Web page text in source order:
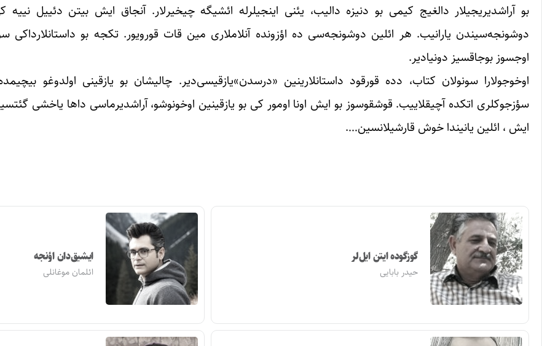
بو آراشدیریجیلار دالغیج کیمی بو دنیزه دالیب، یئنی اینجیلرله ائشیگه چیخیرلار. آنجاق ایش بیتن دئییل نییه
دوشونجه‌سیندن یارانیب. هر ائلین دوشونجه‌سی ده اؤزونده آنلاملاری مین قات قورویور. تکجه بو داستانلارداکی
اوجسوز بوجاقسیز دونیادیر.
اوخوجولارا سونولان کتاب، دده قورقود داستانلارینین «درسدن»یازقیسی‌دیر. چالیشان بو یازقینی اولدوغو
سؤزجوکلری اتکده آچیقلاییب. قوشقوسوز بو ایش اونا اومور کی بو یازقینین اوخونوشو، آراشدیرماسی داها یاخشی
ایش ، ائلین یانیندا خوش قارشیلانسین….
گوزگوده ایتن ایل‌لر
حیدر بابایی
ایشیق‌دان اؤنجه
ائلمان موغانلی